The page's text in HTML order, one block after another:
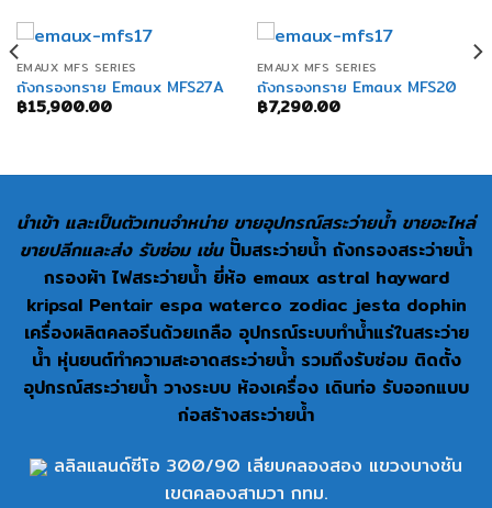
EMAUX MFS SERIES
ถังกรองทราย Emaux MFS27A
฿15,900.00
EMAUX MFS SERIES
ถังกรองทราย Emaux MFS20
฿7,290.00
นำเข้า และเป็นตัวเทนจำหน่าย ขายอุปกรณ์สระว่ายน้ำ ขายอะไหล่
ขายปลีกและส่ง รับซ่อม เช่น ปั๊มสระว่ายน้ำ ถังกรองสระว่ายน้ำ
กรองผ้า ไฟสระว่ายน้ำ ยี่ห้อ emaux astral hayward
kripsal Pentair espa waterco zodiac jesta dophin
เครื่องผลิตคลอรีนด้วยเกลือ อุปกรณ์ระบบทำน้ำแร่ในสระว่าย
น้ำ หุ่นยนต์ทำความสะอาดสระว่ายน้ำ รวมถึงรับซ่อม ติดตั้ง
อุปกรณ์สระว่ายน้ำ วางระบบ ห้องเครื่อง เดินท่อ รับออกแบบ
ก่อสร้างสระว่ายน้ำ
ลลิลแลนด์ซีโอ 300/90 เลียบคลองสอง แขวงบางชัน
เขตคลองสามวา กทม.